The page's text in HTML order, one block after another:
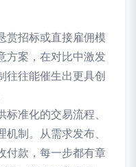
赏招标或直接雇佣模
方案，在对比中激发
往往能催生出更具创
标准化的交易流程、
制。从需求发布、
付款，每一步都有章